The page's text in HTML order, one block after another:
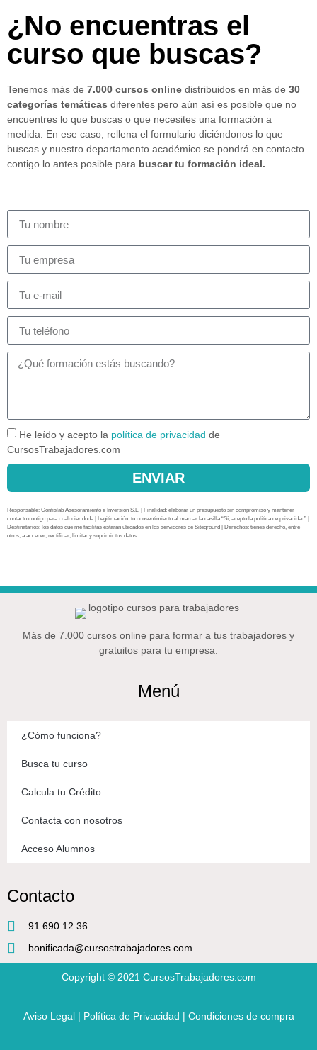
¿No encuentras el
curso que buscas?
Tenemos más de 7.000 cursos online distribuidos en más de 30
categorías temáticas diferentes pero aún así es posible que no
encuentres lo que buscas o que necesites una formación a
medida. En ese caso, rellena el formulario diciéndonos lo que
buscas y nuestro departamento académico se pondrá en contacto
contigo lo antes posible para buscar tu formación ideal.
He leído y acepto la política de privacidad de
CursosTrabajadores.com
ENVIAR
Responsable: Confislab Asesoramiento e Inversión S.L. | Finalidad: elaborar un presupuesto sin compromiso y mantener
contacto contigo para cualquier duda | Legitimación: tu consentimiento al marcar la casilla “Sí, acepto la política de privacidad” |
Destinatarios: los datos que me facilitas estarán ubicados en los servidores de Siteground | Derechos: tienes derecho, entre
otros, a acceder, rectificar, limitar y suprimir tus datos.
Más de 7.000 cursos online para formar a tus trabajadores y
gratuitos para tu empresa.
Menú
¿Cómo funciona?
Busca tu curso
Calcula tu Crédito
Contacta con nosotros
Acceso Alumnos
Contacto
91 690 12 36
bonificada@cursostrabajadores.com
Copyright © 2021 CursosTrabajadores.com
Aviso Legal| Política de Privacidad | Condiciones de compra